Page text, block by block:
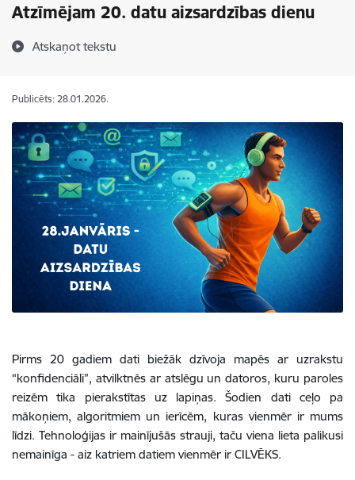
Atzīmējam 20. datu aizsardzības dienu
Atskaņot tekstu
Publicēts: 28.01.2026.
Pirms 20 gadiem dati biežāk dzīvoja mapēs ar uzrakstu
“konfidenciāli”, atvilktnēs ar atslēgu un datoros, kuru paroles
reizēm tika pierakstītas uz lapiņas. Šodien dati ceļo pa
mākoņiem, algoritmiem un ierīcēm, kuras vienmēr ir mums
līdzi. Tehnoloģijas ir mainījušās strauji, taču viena lieta palikusi
nemainīga - aiz katriem datiem vienmēr ir CILVĒKS.